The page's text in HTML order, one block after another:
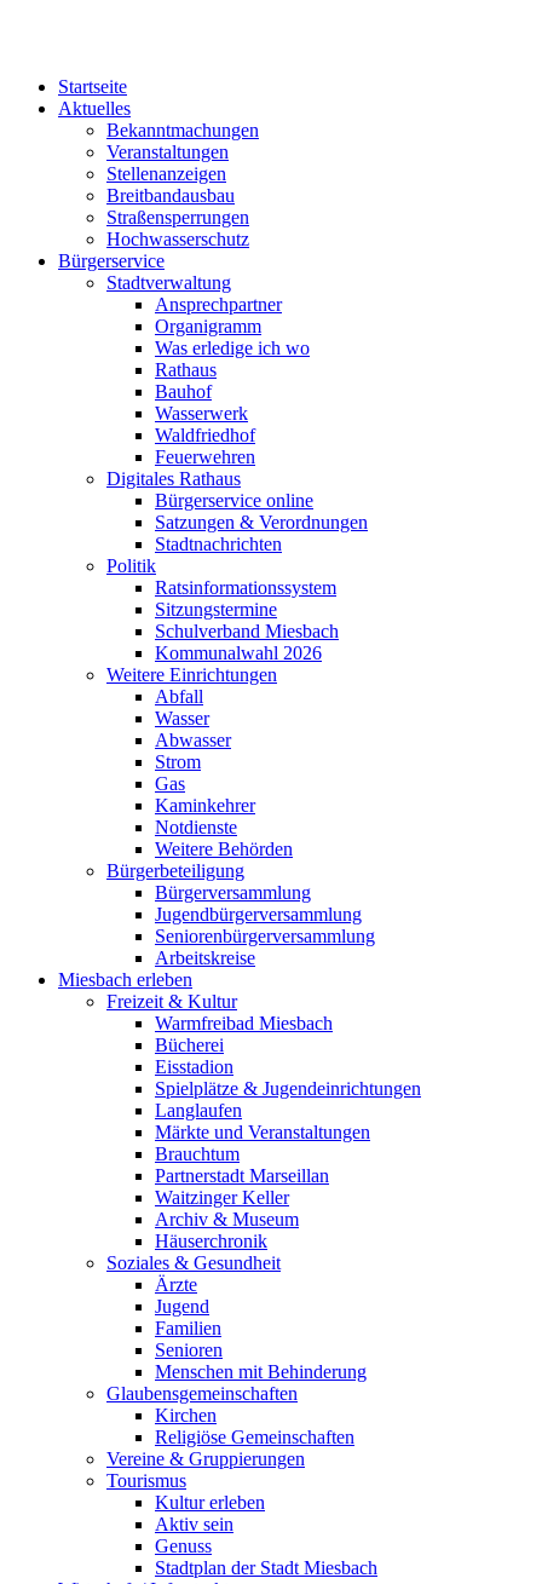
Startseite
Aktuelles
Bekanntmachungen
Veranstaltungen
Stellenanzeigen
Breitbandausbau
Straßensperrungen
Hochwasserschutz
Bürgerservice
Stadtverwaltung
Ansprechpartner
Organigramm
Was erledige ich wo
Rathaus
Bauhof
Wasserwerk
Waldfriedhof
Feuerwehren
Digitales Rathaus
Bürgerservice online
Satzungen & Verordnungen
Stadtnachrichten
Politik
Ratsinformationssystem
Sitzungstermine
Schulverband Miesbach
Kommunalwahl 2026
Weitere Einrichtungen
Abfall
Wasser
Abwasser
Strom
Gas
Kaminkehrer
Notdienste
Weitere Behörden
Bürgerbeteiligung
Bürgerversammlung
Jugendbürgerversammlung
Seniorenbürgerversammlung
Arbeitskreise
Miesbach erleben
Freizeit & Kultur
Warmfreibad Miesbach
Bücherei
Eisstadion
Spielplätze & Jugendeinrichtungen
Langlaufen
Märkte und Veranstaltungen
Brauchtum
Partnerstadt Marseillan
Waitzinger Keller
Archiv & Museum
Häuserchronik
Soziales & Gesundheit
Ärzte
Jugend
Familien
Senioren
Menschen mit Behinderung
Glaubensgemeinschaften
Kirchen
Religiöse Gemeinschaften
Vereine & Gruppierungen
Tourismus
Kultur erleben
Aktiv sein
Genuss
Stadtplan der Stadt Miesbach